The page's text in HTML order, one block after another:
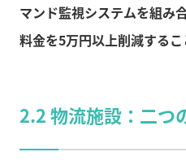
マンド監視システムを組み
料金を5万円以上削減する
2.2 物流施設：二つ